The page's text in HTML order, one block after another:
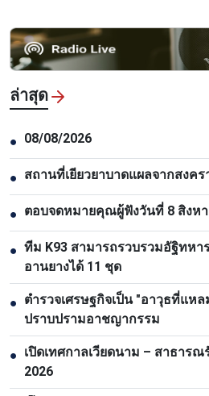
ล่าสุด
● 08/08/2026
● สถานที่เยียวยาบาดแผลจากสงคร
● ตอบจดหมายคุณผู้ฟังวันที่ 8 สิงห
● ทีม K93 สามารถรวบรวมอัฐิทห
อานยางได้ 11 ชุด
● ตำรวจเศรษฐกิจเป็น "อาวุธที่แห
ปราบปรามอาชญากรรม
● เปิดเทศกาลเวียดนาม – สาธารณ
2026